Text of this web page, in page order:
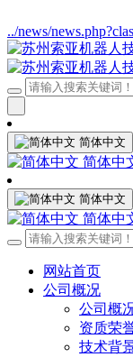
../news/
简体中文
简体中
简体中文
简体中
网站首页
公司概况
公司概
资质荣
技术背